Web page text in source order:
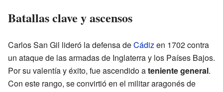
Batallas clave y ascensos
Carlos San Gil lideró la defensa deCádizen 1702 contra
un ataque de las armadas de Inglaterra y los Países Bajos.
Por su valentía y éxito, fue ascendido ateniente general.
Con este rango, se convirtió en el militar aragonés de